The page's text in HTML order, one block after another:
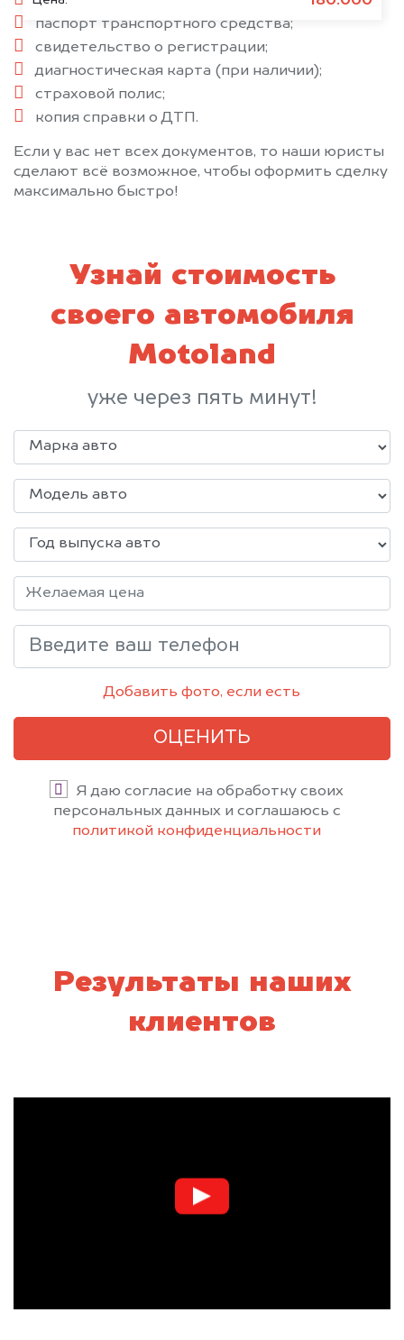
паспорт транспортного средства;
свидетельство о регистрации;
диагностическая карта (при наличии);
страховой полис;
копия справки о ДТП.
Если у вас нет всех документов, то наши юристы
сделают всё возможное, чтобы оформить сделку
максимально быстро!
Узнай стоимость
своего автомобиля
Motoland
уже через пять минут!
Добавить фото, если есть
ОЦЕНИТЬ
Я даю согласие на обработку своих
персональных данных и соглашаюсь с
политикой конфиденциальности
Результаты наших
клиентов